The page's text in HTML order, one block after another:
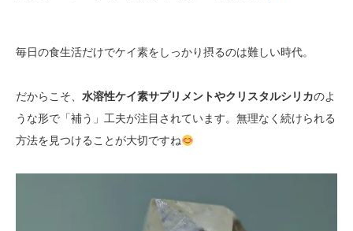
毎日の食生活だけでケイ素をしっかり摂るのは難しい時代。
だからこそ、 水溶性ケイ素サプリメントやクリスタルシリカのよ
うな形で「補う」工夫が注目されています。無理なく続けられる
方法を見つけることが大切ですね